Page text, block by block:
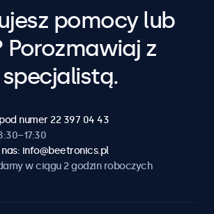
pomocy lub
Porozmawiaj z
numer 22 397 04 43
nas: info@beetronics.pl
w ciągu 2 godzin roboczych